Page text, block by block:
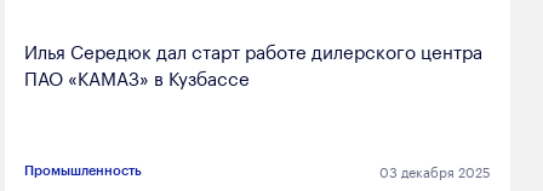
Илья Середюк дал старт работе дилерского центра
ПАО «КАМАЗ» в Кузбассе
Промышленность 03 декабря 2025